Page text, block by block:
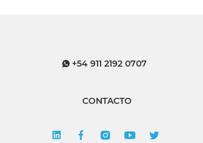
+54 911 2192 0707
CONTACTO